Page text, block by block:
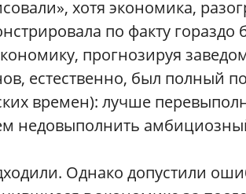
хотя экономика,
по факту гораздо
прогнозируя
естественно, был полный
времен): лучше
недовыполнить
Однако допустили